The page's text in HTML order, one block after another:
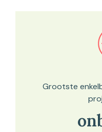
Bekijk in
Grootste